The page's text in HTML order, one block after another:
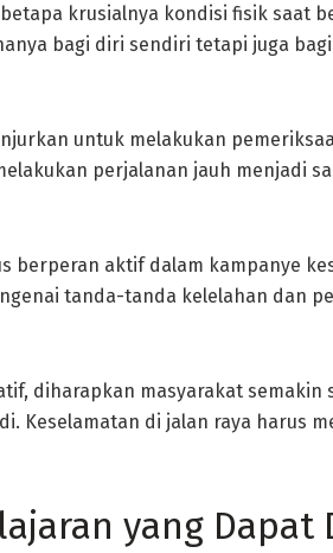
krusialnya kondisi fisik saat
bagi diri sendiri tetapi juga
untuk melakukan
perjalanan jauh menjadi
berperan aktif dalam kampanye
tanda-tanda kelelahan dan
diharapkan masyarakat semakin
Keselamatan di jalan raya harus
yang Dapat